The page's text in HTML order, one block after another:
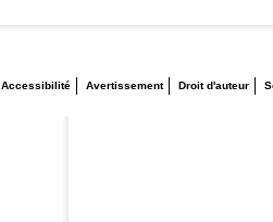
Accessibilité Avertissement Droit d'auteur